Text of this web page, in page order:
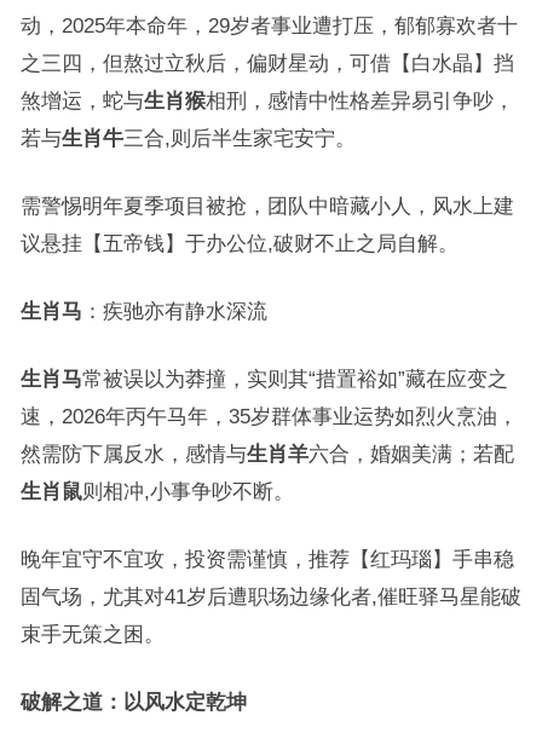
动，2025年本命年，29岁者事业遭打压，郁郁寡欢者十
之三四，但熬过立秋后，偏财星动，可借【白水晶】挡
煞增运，蛇与生肖猴相刑，感情中性格差异易引争吵，
若与生肖牛三合,则后半生家宅安宁。
需警惕明年夏季项目被抢，团队中暗藏小人，风水上建
议悬挂【五帝钱】于办公位,破财不止之局自解。
生肖马 ：疾驰亦有静水深流
生肖马常被误以为莽撞，实则其“措置裕如”藏在应变之
速，2026年丙午马年，35岁群体事业运势如烈火烹油，
然需防下属反水，感情与生肖羊六合，婚姻美满；若配
生肖鼠则相冲,小事争吵不断。
晚年宜守不宜攻，投资需谨慎，推荐【红玛瑙】手串稳
固气场，尤其对41岁后遭职场边缘化者,催旺驿马星能破
束手无策之困。
破解之道：以风水定乾坤